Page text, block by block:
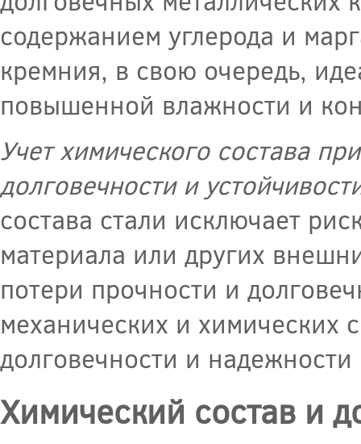
содержанием углерода и
кремния, в свою очередь,
повышенной влажности и
Учет химического состава
долговечности и
состава стали исключает
материала или других
потери прочности и
механических и химических
долговечности и надежности
Химический состав и